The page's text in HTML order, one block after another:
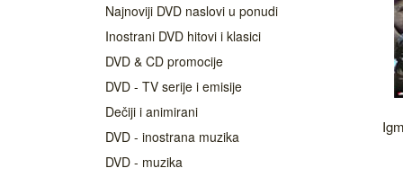
Najnoviji DVD naslovi u ponudi
Inostrani DVD hitovi i klasici
DVD & CD promocije
DVD - TV serije i emisije
Dečiji i animirani
DVD - inostrana muzika
DVD - muzika